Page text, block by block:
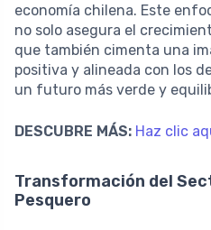
economía chilena. Este
no solo asegura el
que también cimenta una
positiva y alineada con los
un futuro más verde y
DESCUBRE MÁS: Haz clic
Transformación del
Pesquero